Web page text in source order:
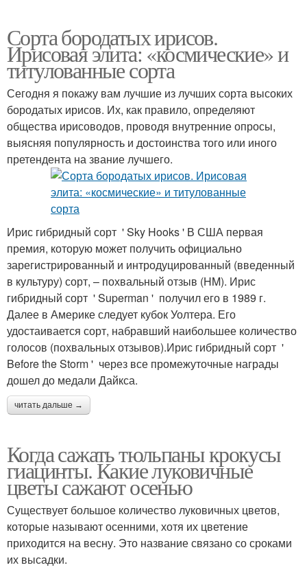
Сорта бородатых ирисов.
Ирисовая элита: «космические» и
титулованные сорта
Сегодня я покажу вам лучшие из лучших сорта высоких
бородатых ирисов. Их, как правило, определяют
общества ирисоводов, проводя внутренние опросы,
выясняя популярность и достоинства того или иного
претендента на звание лучшего.
Ирис гибридный сорт ' Sky Hooks ' В США первая
премия, которую может получить официально
зарегистрированный и интродуцированный (введенный
в культуру) сорт, – похвальный отзыв (HM). Ирис
гибридный сорт ' Superman ' получил его в 1989 г.
Далее в Америке следует кубок Уолтера. Его
удостаивается сорт, набравший наибольшее количество
голосов (похвальных отзывов).Ирис гибридный сорт '
Before the Storm ' через все промежуточные награды
дошел до медали Дайкса.
читать дальше →
Когда сажать тюльпаны крокусы
гиацинты. Какие луковичные
цветы сажают осенью
Существует большое количество луковичных цветов,
которые называют осенними, хотя их цветение
приходится на весну. Это название связано со сроками
их высадки.